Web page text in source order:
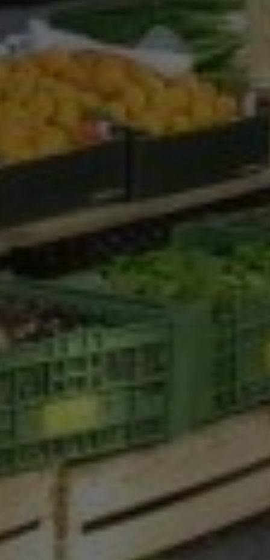
Marketing
Marketing Cookies werden von Drittanbietern oder
Publishern verwendet, um personalisierte
Besucher über Websites hinweg verfolgen.
Externe Medien
Wenn Cookies von externen Medien akzeptiert
werden, bedarf der Zugriff auf externe Inhalte
keiner manuellen Zustimmung mehr.
Google Maps